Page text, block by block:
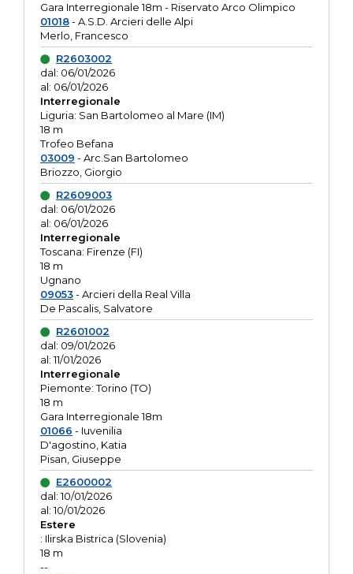
Gara Interregionale 18m - Riservato Arco Olimpico
01018- A.S.D. Arcieri delle Alpi
Merlo, Francesco
R2603002
dal: 06/01/2026
al: 06/01/2026
Interregionale
Liguria: San Bartolomeo al Mare (IM)
18 m
Trofeo Befana
03009 - Arc.San Bartolomeo
Briozzo, Giorgio
R2609003
dal: 06/01/2026
al: 06/01/2026
Interregionale
Toscana: Firenze (FI)
18 m
Ugnano
09053- Arcieri della Real Villa
De Pascalis, Salvatore
R2601002
dal: 09/01/2026
al: 11/01/2026
Interregionale
Piemonte: Torino (TO)
18 m
Gara Interregionale 18m
01066 - Iuvenilia
D'agostino, Katia
Pisan, Giuseppe
E2600002
dal: 10/01/2026
al: 10/01/2026
Estere
: Ilirska Bistrica (Slovenia)
18 m
--